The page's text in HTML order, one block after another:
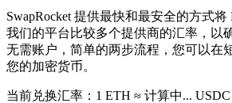
SwapRocket 提供最快和最安全的方式将
我们的平台比较多个提供商的汇率，以
无需账户，简单的两步流程，您可以在
您的加密货币。
当前兑换汇率：1 ETH ≈ 计算中... USDC